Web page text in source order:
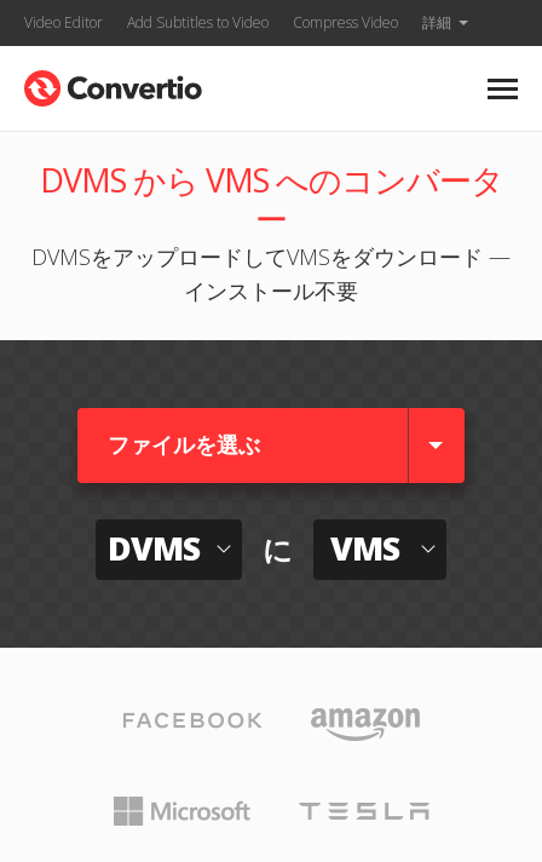
Video Editor Add Subtitles to Video Compress Video 詳細
DVMS から VMS へのコンバータ
ー
DVMSをアップロードしてVMSをダウンロード —
インストール不要
ファイルを選ぶ
DVMS に VMS